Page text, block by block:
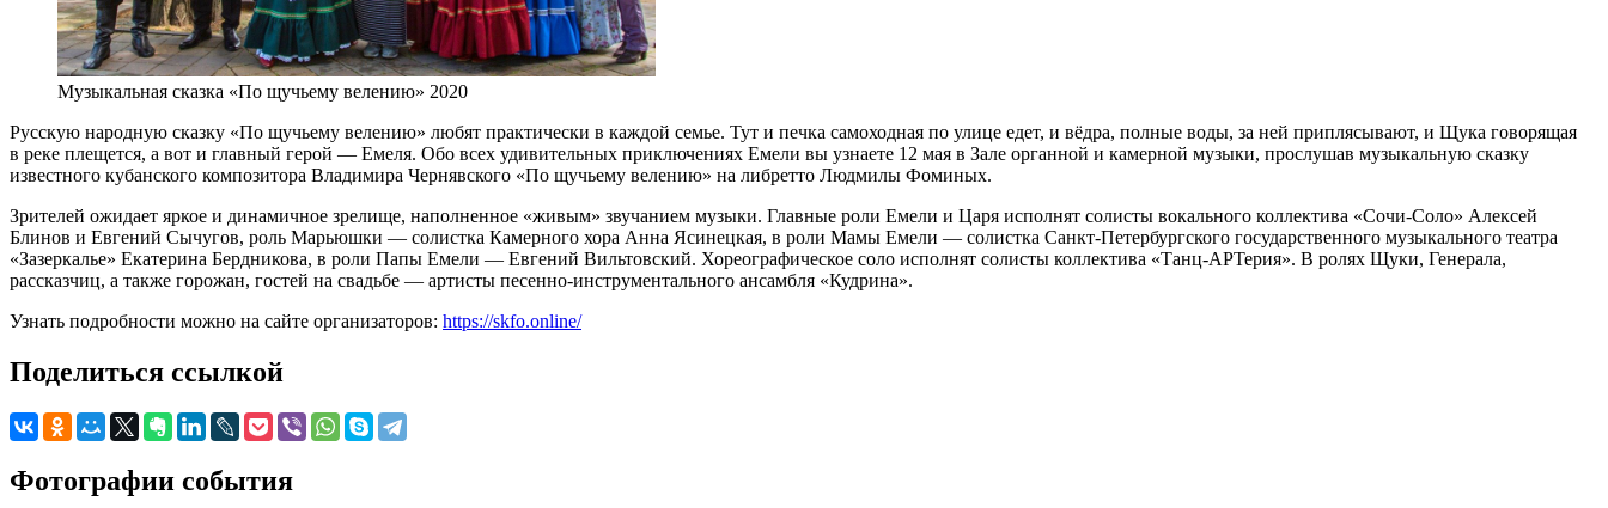
Музыкальная сказка «По щучьему велению» 2020
Русскую народную сказку «По щучьему велению» любят практически в каждой семье. Тут и печка самоходная по улице едет, и вёдра, полные воды, за ней приплясывают, и Щука говорящая
в реке плещется, а вот и главный герой — Емеля. Обо всех удивительных приключениях Емели вы узнаете 12 мая в Зале органной и камерной музыки, прослушав музыкальную сказку
известного кубанского композитора Владимира Чернявского «По щучьему велению» на либретто Людмилы Фоминых.
Зрителей ожидает яркое и динамичное зрелище, наполненное «живым» звучанием музыки. Главные роли Емели и Царя исполнят солисты вокального коллектива «Сочи-Соло» Алексей
Блинов и Евгений Сычугов, роль Марьюшки — солистка Камерного хора Анна Ясинецкая, в роли Мамы Емели — солистка Санкт-Петербургского государственного музыкального театра
«Зазеркалье» Екатерина Бердникова, в роли Папы Емели — Евгений Вильтовский. Хореографическое соло исполнят солисты коллектива «Танц-АРТерия». В ролях Щуки, Генерала,
рассказчиц, а также горожан, гостей на свадьбе — артисты песенно-инструментального ансамбля «Кудрина».
Узнать подробности можно на сайте организаторов: https://skfo.online/
Поделиться ссылкой
Фотографии события